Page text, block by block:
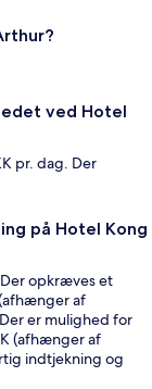
ved Hotel
pr. dag. Der
på Hotel Kong
opkræves et
af
er mulighed for
(afhænger af
indtjekning og